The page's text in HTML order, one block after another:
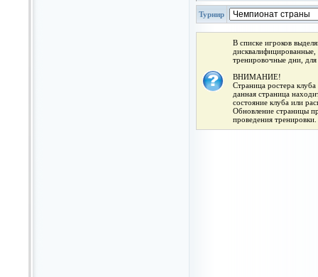
Турнир
В списке игроков
тренировочные дни,
ВНИМАНИЕ!
Страница ростера
данная страница
состояние клуба или
Обновление страницы
проведения тренировки.